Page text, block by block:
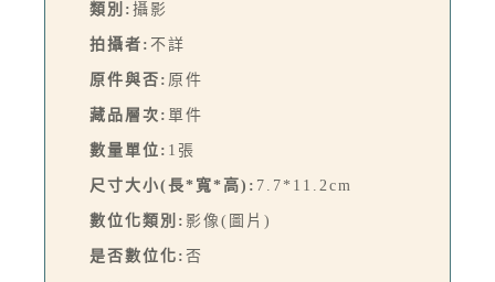
類別: 攝影
拍攝者: 不詳
原件與否: 原件
藏品層次: 單件
數量單位: 1張
尺寸大小(長*寬*高): 7.7*11.2cm
數位化類別: 影像(圖片)
是否數位化: 否